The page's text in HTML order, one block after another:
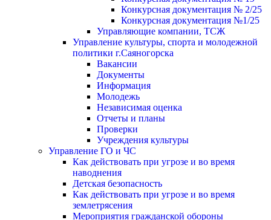
Конкурсная документация № 2/25
Конкурсная документация №1/25
Управляющие компании, ТСЖ
Управление культуры, спорта и молодежной
политики г.Саяногорска
Вакансии
Документы
Информация
Молодежь
Независимая оценка
Отчеты и планы
Проверки
Учреждения культуры
Управление ГО и ЧС
Как действовать при угрозе и во время
наводнения
Детская безопасность
Как действовать при угрозе и во время
землетрясения
Мероприятия гражданской обороны